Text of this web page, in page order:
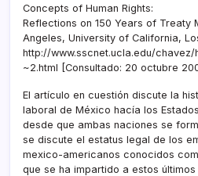
Concepts of Human Rights:
Reflections on 150 Years of Treaty
Angeles, University of California,
http://www.sscnet.ucla.edu/
~2.html [Consultado: 20 octubre
El artí­culo en cuestión discute la
laboral de México hací­a los
desde que ambas naciones se
se discute el estatus legal de los
mexico-americanos conocidos
que se ha impartido a estos